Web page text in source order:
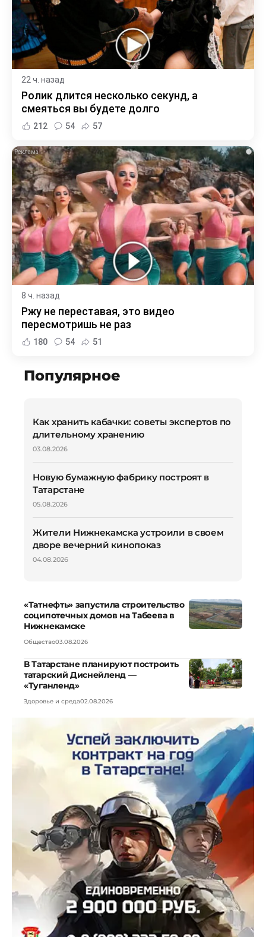
22 ч. назад
Ролик длится несколько секунд, а
смеяться вы будете долго
212 54 57
i
8 ч. назад
Ржу не переставая, это видео
пересмотришь не раз
180 54 51
Популярное
Как хранить кабачки: советы экспертов по
длительному хранению
03.08.2026
Новую бумажную фабрику построят в
Татарстане
05.08.2026
Жители Нижнекамска устроили в своем
дворе вечерний кинопоказ
04.08.2026
«Татнефть» запустила строительство
соципотечных домов на Табеева в
Нижнекамске
Общество03.08.2026
В Татарстане планируют построить
татарский Диснейленд —
«Туганленд»
Здоровье и среда02.08.2026